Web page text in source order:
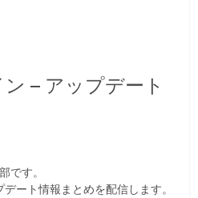
– アップデート
です。
ート情報まとめを配信します。